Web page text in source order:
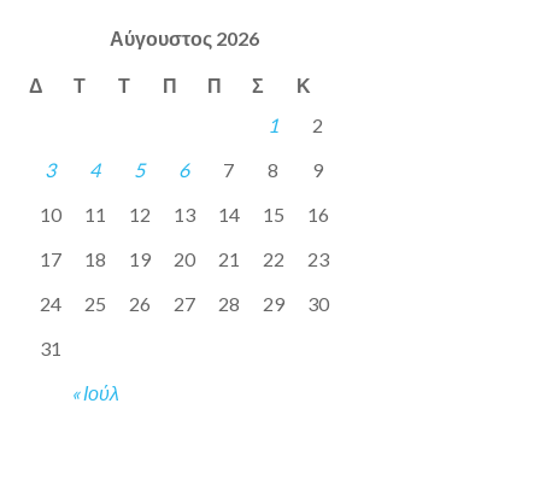
Αύγουστος 2026
Δ Τ Τ Π Π Σ Κ
« Ιούλ
1
2
3
4 5 6 7 8
9
10
11 12 13 14 15
16
17
18 19 20 21 22
23
24
25 26 27 28 29
30
31